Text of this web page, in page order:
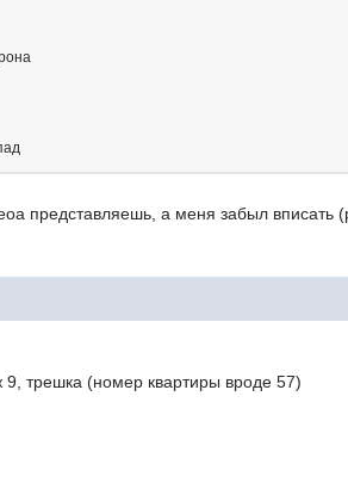
представляешь, а меня забыл вписать
9, трешка (номер квартиры вроде 57)